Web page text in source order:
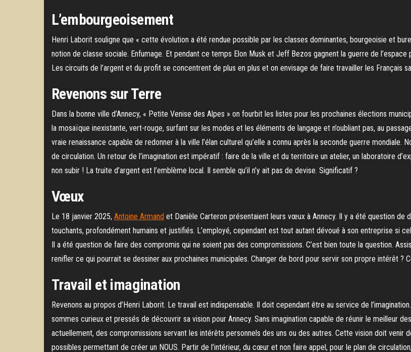
L’embourgeoisement
Henri Laborit souligne que « cette évolution a été rendue possible par les classes dominantes, bourgeoisie et
notion de classe sociale. Enfumage. Et pendant ce temps Elon Musk et Jeff Bezos gagnent la guerre de
Les circuits de l’argent et du profit se concentrent de plus en plus et on envisage de faire travailler les Français
Revenons sur Terre
Dans la bonne ville d’Annecy, « Petite Venise des Alpes » on fourbit les listes pour les prochaines élections
la mosaïque inexistante, vert-rouge, surfant sur les modes et les éléments de langage et n’oubliant pas, au
vraie renaissance capable de redonner à la ville l’élan culturel qu’elle a connu après la seconde guerre
de circulation. Un retour de l’imagination est impératif : faire de la ville et du territoire un atelier, un laboratoire
non subir ! La truite d’argent est l’emblème local. Il semble qu’il n’y ait pas de devise. Significatif ?
Vœux
Le 18 janvier 2025, Antoine Armand et Danièle Carteron présentaient leurs vœux à Annecy. Il y a été question de
touchants, profondément humains et justifiés. L’employé, cependant est tout autant dévoué à son entreprise si
Il a été question de faire des compromis qui ne soient pas des compromissions. C’est bien toute la question.
renifler ce qui pourrait se dessiner aux prochaines municipales. Changer de bord pour servir son propre intérêt ?
Travail et imagination
Revenons au propos d’Henri Laborit. Le travail est indispensable. Il doit cependant être au service de
sommes curieux et pressés de découvrir sa vision pour Annecy. Sans imagination capable de réunir le meilleur
actuellement, des compromissions servant les intérêts personnels des uns ou des autres. Cette vision doit venir
possibles permettant de créer un NOUS. Partir de l’intérieur, du cœur et non faire appel, pour le plan de